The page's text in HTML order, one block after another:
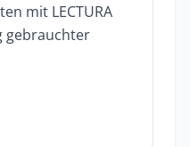
mit LECTURA
gebrauchter